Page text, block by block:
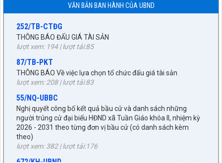
VĂN BẢN BAN HÀNH CỦA UBND
87/TB-PKT
THÔNG BÁO Về việc lựa chọn tổ chức đấu giá tài sản
55/NQ-UBBC
Nghị quyết công bố kết quả bầu cử và danh sách những
2026 - 2031 theo từng đơn vị bầu cử (có danh sách kèm
theo)
lượt xem: 382 | lượt tải:176
672/KH-UBND
KẾ HOẠCH tháng 3 năm 2026 Đấu giá quyền sử dụng đất, để
27/NQ-HĐND
Về chủ trương sắp xếp đơn vị hành chính cấp xã trên địa bàn
huyện Tuần Giáo, tỉnh Điện Biên (gửi bản kèm Biên Bản kỳ
họp HĐND)
lượt xem: 1526 | lượt tải:961